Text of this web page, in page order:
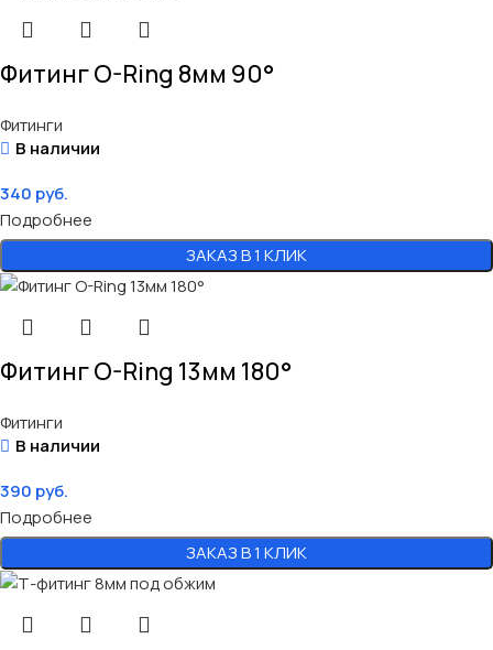
Фитинг O-Ring 8мм 90°
Фитинги
В наличии
340 руб.
Подробнее
ЗАКАЗ В 1 КЛИК
Фитинг O-Ring 13мм 180°
Фитинги
В наличии
390 руб.
Подробнее
ЗАКАЗ В 1 КЛИК